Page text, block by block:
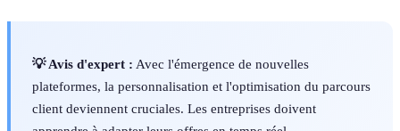
💡 Avis d'expert : Avec l'émergence de nouvelles
plateformes, la personnalisation et l'optimisation du parcours
client deviennent cruciales. Les entreprises doivent